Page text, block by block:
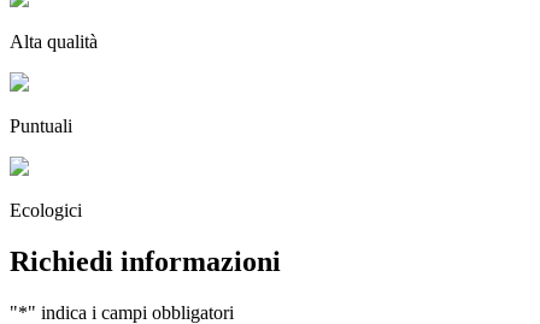
Alta qualità
Puntuali
Ecologici
Richiedi informazioni
"*" indica i campi obbligatori